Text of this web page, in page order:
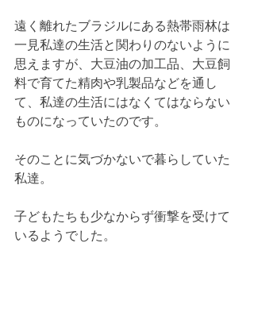
遠く離れたブラジルにある熱帯雨林は
一見私達の生活と関わりのないように
思えますが、大豆油の加工品、大豆飼
料で育てた精肉や乳製品などを通し
て、私達の生活にはなくてはならない
ものになっていたのです。
そのことに気づかないで暮らしていた
私達。
子どもたちも少なからず衝撃を受けて
いるようでした。